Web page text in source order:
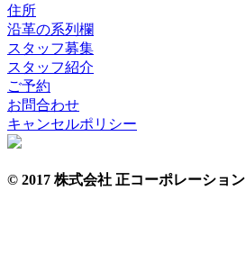
住所
沿革の系列欄
スタッフ募集
スタッフ紹介
ご予約
お問合わせ
キャンセルポリシー
© 2017 株式会社 正コーポレーション